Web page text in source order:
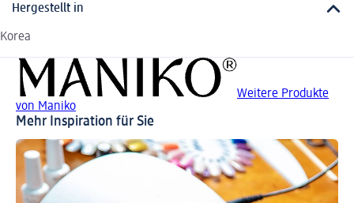
Hergestellt in
Korea
Weitere Produkte
von Maniko
Mehr Inspiration für Sie